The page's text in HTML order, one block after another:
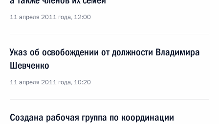
11 апреля 2011 года, 12:00
Указ об освобождении от должности Владимира
Шевченко
11 апреля 2011 года, 10:20
Создана рабочая группа по координации